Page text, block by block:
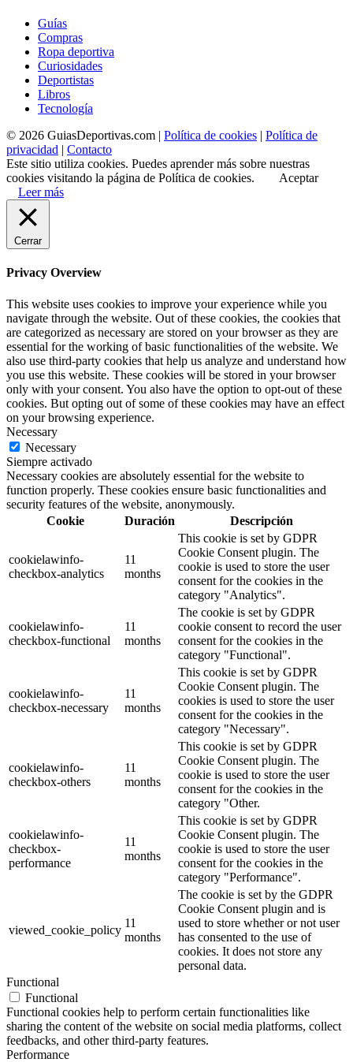
Guías
Compras
Ropa deportiva
Curiosidades
Deportistas
Libros
Tecnología
© 2026 GuiasDeportivas.com | Política de cookies | Política de
privacidad | Contacto
Este sitio utiliza cookies. Puedes aprender más sobre nuestras
cookies visitando la página de Política de cookies.
Aceptar
Leer más
Cerrar
Privacy Overview
This website uses cookies to improve your experience while you
navigate through the website. Out of these cookies, the cookies that
are categorized as necessary are stored on your browser as they are
essential for the working of basic functionalities of the website. We
also use third-party cookies that help us analyze and understand how
you use this website. These cookies will be stored in your browser
only with your consent. You also have the option to opt-out of these
cookies. But opting out of some of these cookies may have an effect
on your browsing experience.
Necessary
Necessary
Siempre activado
Necessary cookies are absolutely essential for the website to
function properly. These cookies ensure basic functionalities and
security features of the website, anonymously.
Cookie
Duración Descripción
cookielawinfo-
checkbox-analytics
11
months
This cookie is set by GDPR
Cookie Consent plugin. The
cookie is used to store the user
consent for the cookies in the
category "Analytics".
cookielawinfo-
checkbox-functional
11
months
The cookie is set by GDPR
cookie consent to record the user
consent for the cookies in the
category "Functional".
cookielawinfo-
checkbox-necessary
11
months
This cookie is set by GDPR
Cookie Consent plugin. The
cookies is used to store the user
consent for the cookies in the
category "Necessary".
cookielawinfo-
checkbox-others
11
months
This cookie is set by GDPR
Cookie Consent plugin. The
cookie is used to store the user
consent for the cookies in the
category "Other.
cookielawinfo-
checkbox-
performance
11
months
This cookie is set by GDPR
Cookie Consent plugin. The
cookie is used to store the user
consent for the cookies in the
category "Performance".
viewed_cookie_policy
11
months
The cookie is set by the GDPR
Cookie Consent plugin and is
used to store whether or not user
has consented to the use of
cookies. It does not store any
personal data.
Functional
Functional
Functional cookies help to perform certain functionalities like
sharing the content of the website on social media platforms, collect
feedbacks, and other third-party features.
Performance